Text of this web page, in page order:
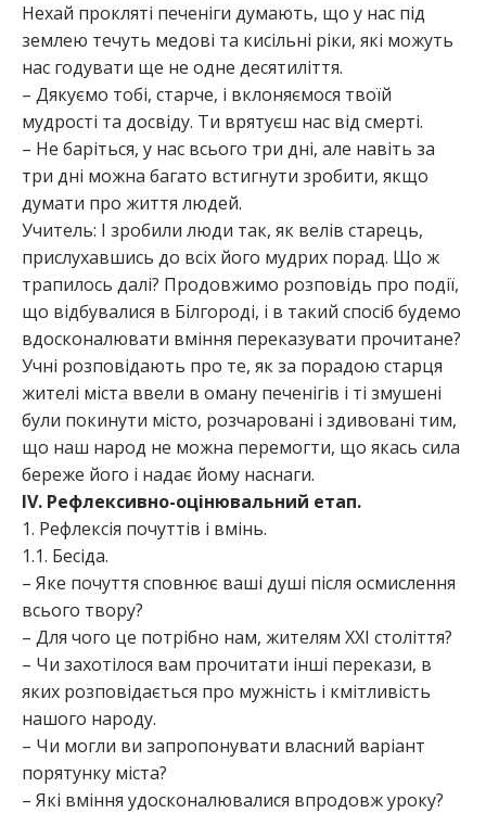
Нехай прокляті печеніги думають, що у нас під
землею течуть медові та кисільні ріки, які можуть
нас годувати ще не одне десятиліття.
– Дякуємо тобі, старче, і вклоняємося твоїй
мудрості та досвіду. Ти врятуєш нас від смерті.
– Не баріться, у нас всього три дні, але навіть за
три дні можна багато встигнути зробити, якщо
думати про життя людей.
Учитель: І зробили люди так, як велів старець,
прислухавшись до всіх його мудрих порад. Що ж
трапилось далі? Продовжимо розповідь про події,
що відбувалися в Білгороді, і в такий спосіб будемо
вдосконалювати вміння переказувати прочитане?
Учні розповідають про те, як за порадою старця
жителі міста ввели в оману печенігів і ті змушені
були покинути місто, розчаровані і здивовані тим,
що наш народ не можна перемогти, що якась сила
береже його і надає йому наснаги.
ІV. Рефлексивно-оцінювальний етап.
1. Рефлексія почуттів і вмінь.
1.1. Бесіда.
– Яке почуття сповнює ваші душі після осмислення
всього твору?
– Для чого це потрібно нам, жителям ХХІ століття?
– Чи захотілося вам прочитати інші перекази, в
яких розповідається про мужність і кмітливість
нашого народу.
– Чи могли ви запропонувати власний варіант
порятунку міста?
– Які вміння удосконалювалися впродовж уроку?